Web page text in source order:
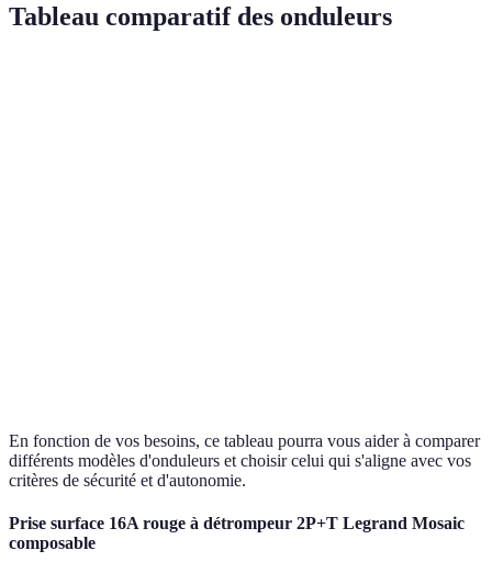
Tableau comparatif des onduleurs
En fonction de vos besoins, ce tableau pourra vous aider à comparer
différents modèles d'onduleurs et choisir celui qui s'aligne avec vos
critères de sécurité et d'autonomie.
Prise surface 16A rouge à détrompeur 2P+T Legrand Mosaic
composable